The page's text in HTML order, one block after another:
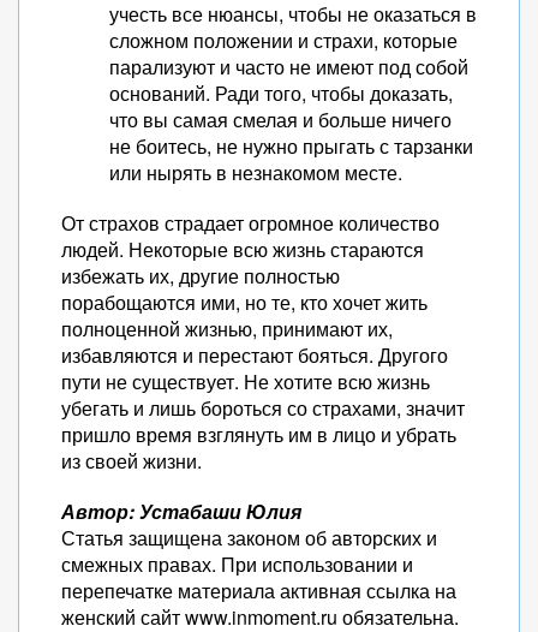
учесть все нюансы, чтобы не оказаться в
сложном положении и страхи, которые
парализуют и часто не имеют под собой
оснований. Ради того, чтобы доказать,
что вы самая смелая и больше ничего
не боитесь, не нужно прыгать с тарзанки
или нырять в незнакомом месте.
От страхов страдает огромное количество
людей. Некоторые всю жизнь стараются
избежать их, другие полностью
порабощаются ими, но те, кто хочет жить
полноценной жизнью, принимают их,
избавляются и перестают бояться. Другого
пути не существует. Не хотите всю жизнь
убегать и лишь бороться со страхами, значит
пришло время взглянуть им в лицо и убрать
из своей жизни.
Автор: Устабаши Юлия
Статья защищена законом об авторских и
смежных правах. При использовании и
перепечатке материала активная ссылка на
женский сайт www.inmoment.ru обязательна.